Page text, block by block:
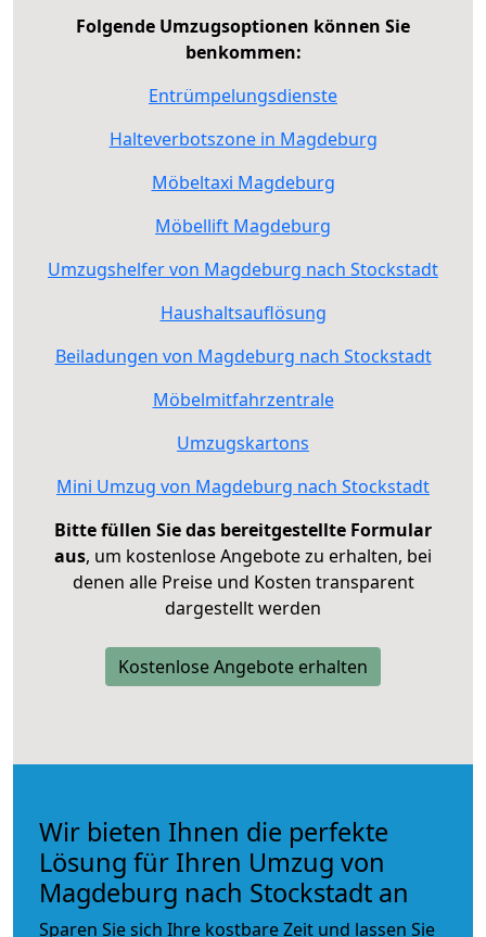
Folgende Umzugsoptionen können Sie
benkommen:
Entrümpelungsdienste
Halteverbotszone in Magdeburg
Möbeltaxi Magdeburg
Möbellift Magdeburg
Umzugshelfer von Magdeburg nach Stockstadt
Haushaltsauflösung
Beiladungen von Magdeburg nach Stockstadt
Möbelmitfahrzentrale
Umzugskartons
Mini Umzug von Magdeburg nach Stockstadt
Bitte füllen Sie das bereitgestellte Formular
aus, um kostenlose Angebote zu erhalten, bei
denen alle Preise und Kosten transparent
dargestellt werden
Kostenlose Angebote erhalten
Wir bieten Ihnen die perfekte
Lösung für Ihren Umzug von
Magdeburg nach Stockstadt an
Sparen Sie sich Ihre kostbare Zeit und lassen Sie